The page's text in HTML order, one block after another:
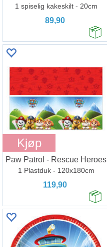
1 spiselig kakeskilt - 20cm
89,90
Kjøp
Paw Patrol - Rescue Heroes
1 Plastduk - 120x180cm
119,90